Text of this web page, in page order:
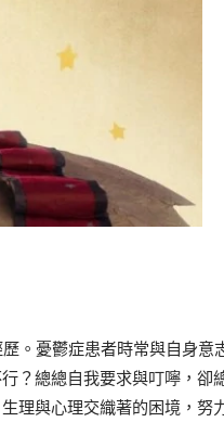
。憂鬱症患者時常與自身意
？總總自我要求與叮嚀，卻
理與心理交織著的困境，努